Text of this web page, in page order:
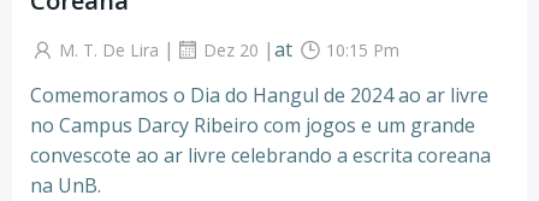
M. T. De Lira | Dez 20 |at 10:15 Pm
Comemoramos o Dia do Hangul de 2024 ao ar livre
no Campus Darcy Ribeiro com jogos e um grande
convescote ao ar livre celebrando a escrita coreana
na UnB.